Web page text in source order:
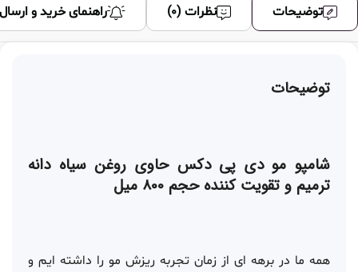
توضیحات نظرات (0) راهنمای خرید و ارسال
توضیحات
شامپو مو دی پی دکس حاوی روغن سیاه دانه
ترمیم و تقویت کننده حجم 800 میل
همه ما در برهه ای از زمان تجربه ریزش مو را داشته ایم و